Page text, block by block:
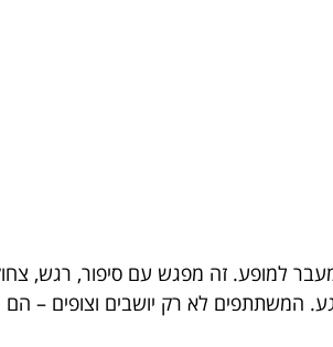
למופע. זה מפגש עם סיפור, רגש,
המשתתפים לא רק יושבים וצופים – הם